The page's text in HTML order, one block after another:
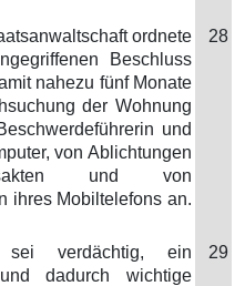
ordnete
Beschluss
nahezu fünf Monate
der Wohnung
und
von Ablichtungen
und von
ihres Mobiltelefons an.
28
sei verdächtig, ein
dadurch wichtige
29